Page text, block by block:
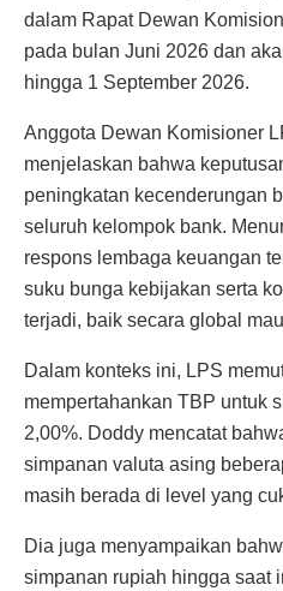
dalam Rapat Dewan
pada bulan Juni 2026 dan
hingga 1 September 2026.
Anggota Dewan Komisioner
menjelaskan bahwa
peningkatan kecenderungan
seluruh kelompok bank.
respons lembaga keuangan
suku bunga kebijakan serta
terjadi, baik secara global
Dalam konteks ini, LPS
mempertahankan TBP untuk
2,00%. Doddy mencatat
simpanan valuta asing
masih berada di level yang
Dia juga menyampaikan
simpanan rupiah hingga saat